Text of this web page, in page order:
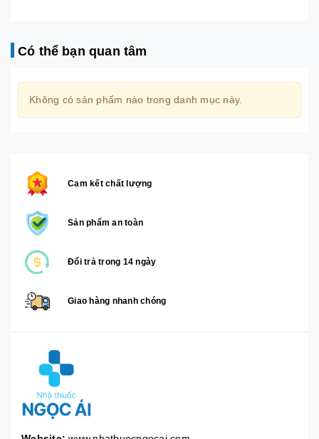
Có thể bạn quan tâm
Không có sản phẩm nào trong danh mục này.
Cam kết chất lượng
Sản phẩm an toàn
Đổi trả trong 14 ngày
Giao hàng nhanh chóng